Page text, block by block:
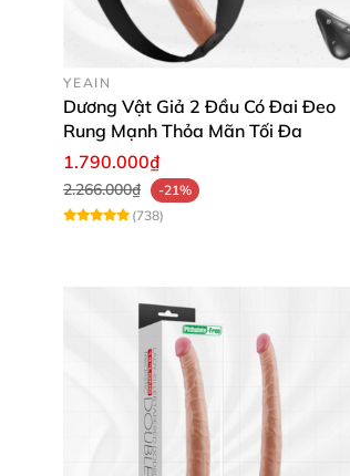
YEAIN
Dương Vật Giả 2 Đầu Có Đai Đeo
Rung Mạnh Thỏa Mãn Tối Đa
1.790.000₫
2.266.000₫
-21%
(738)